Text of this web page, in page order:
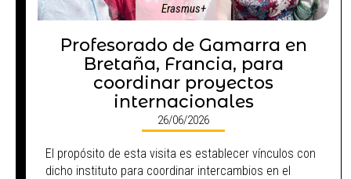
Erasmus+
Profesorado de Gamarra en
Bretaña, Francia, para
coordinar proyectos
internacionales
26/06/2026
El propósito de esta visita es establecer vínculos con
dicho instituto para coordinar intercambios en el